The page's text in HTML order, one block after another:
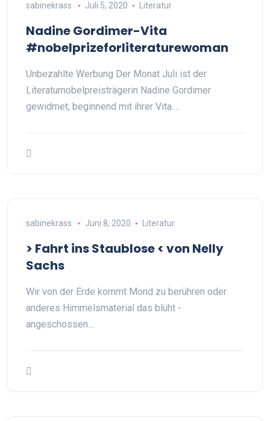
sabinekrass Juli 5, 2020 Literatur
Nadine Gordimer-Vita
#nobelprizeforliteraturewoman
Unbezahlte Werbung Der Monat Juli ist der
Literaturnobelpreisträgerin Nadine Gordimer
gewidmet, beginnend mit ihrer Vita.…
sabinekrass Juni 8, 2020 Literatur
> Fahrt ins Staublose < von Nelly
Sachs
Wir von der Erde kommt Mond zu berühren oder
anderes Himmelsmaterial das blüht -
angeschossen…